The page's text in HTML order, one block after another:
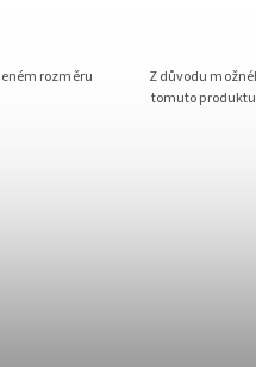
rozměru
Z důvodu
tomuto